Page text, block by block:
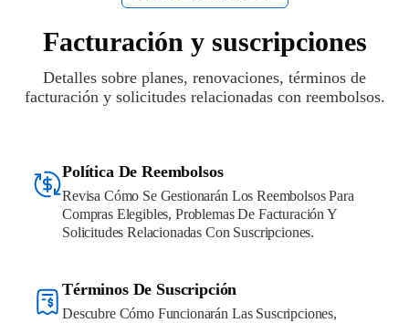
Facturación y suscripciones
Detalles sobre planes, renovaciones, términos de
facturación y solicitudes relacionadas con reembolsos.
Política De Reembolsos
Revisa Cómo Se Gestionarán Los Reembolsos Para
Compras Elegibles, Problemas De Facturación Y
Solicitudes Relacionadas Con Suscripciones.
Términos De Suscripción
Descubre Cómo Funcionarán Las Suscripciones,